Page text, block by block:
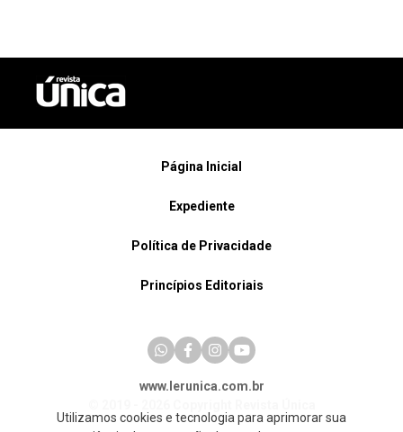
Página Inicial
Expediente
Política de Privacidade
Princípios Editoriais
www.lerunica.com.br
Utilizamos cookies e tecnologia para aprimorar sua